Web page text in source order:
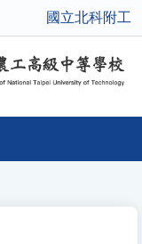
國立北科附工